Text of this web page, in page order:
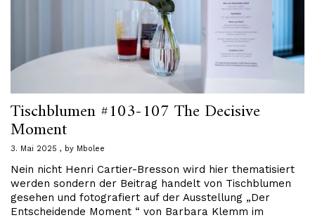
Tischblumen #103-107 The Decisive
Moment
3. Mai 2025 by Mbolee
Nein nicht Henri Cartier-Bresson wird hier thematisiert
werden sondern der Beitrag handelt von Tischblumen
gesehen und fotografiert auf der Ausstellung „Der
Entscheidende Moment “ von Barbara Klemm im